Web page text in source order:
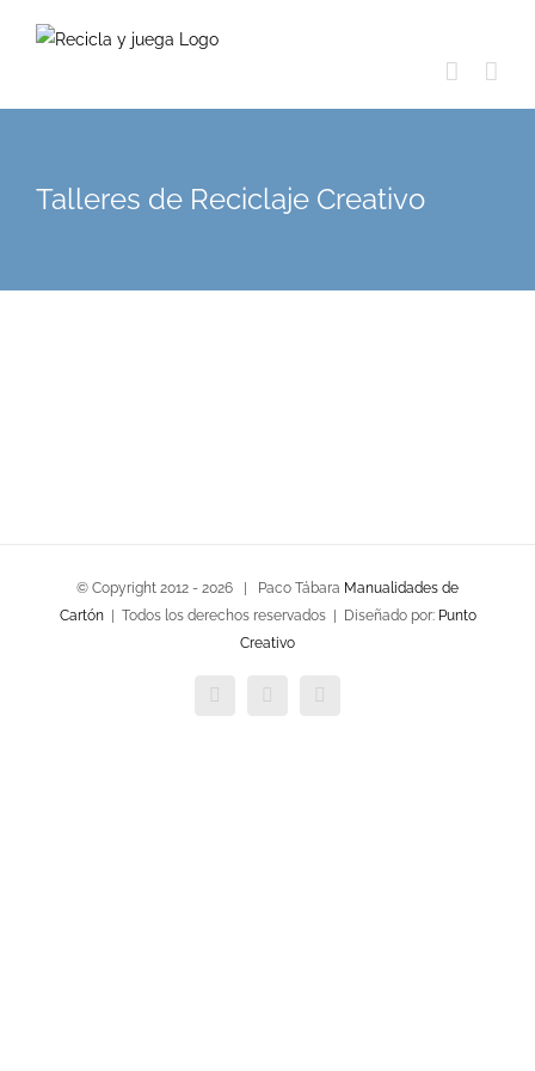
Talleres de Reciclaje Creativo
© Copyright 2012 - 2026 | Paco Tábara Manualidades de
Cartón| Todos los derechos reservados | Diseñado por: Punto
Creativo
FacebookTwitter